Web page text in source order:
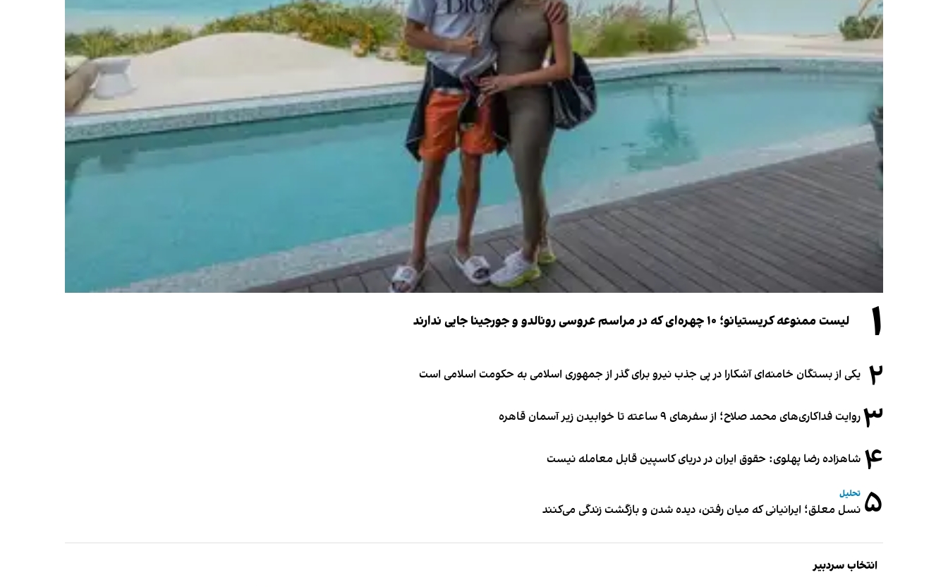
۱ لیست ممنوعه کریستیانو؛ ۱۰ چهره‌ای که در مراسم عروسی رونالدو و جورجینا جایی ندارند
۲ یکی از بستگان خامنه‌ای آشکارا در پی جذب نیرو برای گذر از جمهوری اسلامی به حکومت اسلامی است
۳روایت فداکاری‌های محمد صلاح؛ از سفرهای ۹ ساعته تا خوابیدن زیر آسمان قاهره
۴ شاهزاده رضا پهلوی: حقوق ایران در دریای کاسپین قابل معامله نیست
۵ تحلیل
نسل معلق؛ ایرانیانی که میان رفتن، دیده شدن و بازگشت زندگی می‌کنند
انتخاب سردبیر